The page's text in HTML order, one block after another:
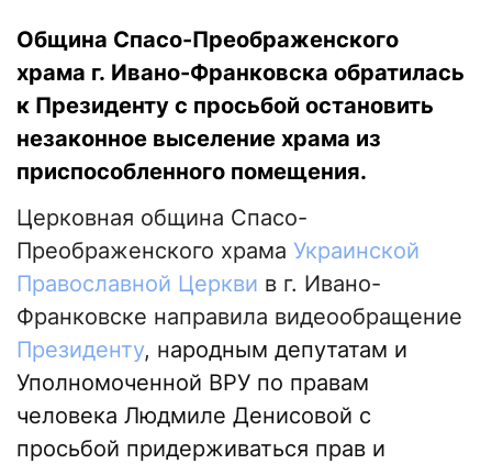
Община Спасо-Преображенского
храма г. Ивано-Франковска обратилась
к Президенту с просьбой остановить
незаконное выселение храма из
приспособленного помещения.
Церковная община Спасо-
Преображенского храма Украинской
Православной Церкви в г. Ивано-
Франковске направила видеообращение
Президенту, народным депутатам и
Уполномоченной ВРУ по правам
человека Людмиле Денисовой с
просьбой придерживаться прав и